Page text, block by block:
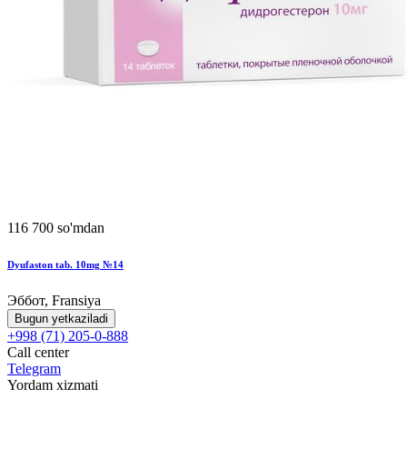
116 700 so'mdan
Dyufaston tab. 10mg №14
Эббот, Fransiya
Bugun yetkaziladi
+998 (71) 205-0-888
Call center
Telegram
Yordam xizmati